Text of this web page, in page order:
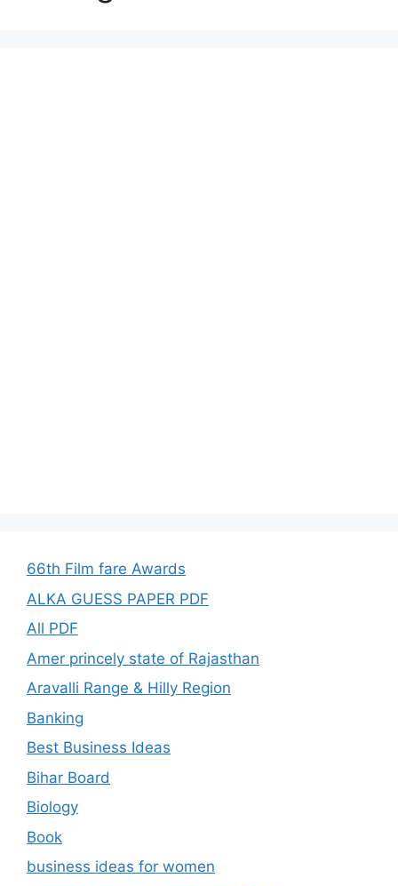
66th Film fare Awards
ALKA GUESS PAPER PDF
All PDF
Amer princely state of Rajasthan
Aravalli Range & Hilly Region
Banking
Best Business Ideas
Bihar Board
Biology
Book
business ideas for women